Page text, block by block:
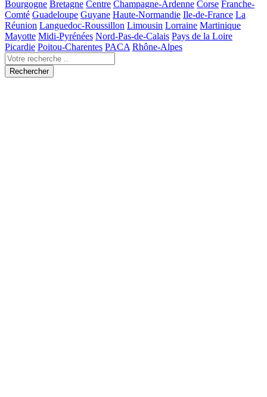
Bourgogne Bretagne Centre Champagne-Ardenne Corse Franche-
Comté Guadeloupe Guyane Haute-Normandie Ile-de-France La
Réunion Languedoc-Roussillon Limousin Lorraine Martinique
Mayotte Midi-Pyrénées Nord-Pas-de-Calais Pays de la Loire
Picardie Poitou-Charentes PACA Rhône-Alpes
Rechercher